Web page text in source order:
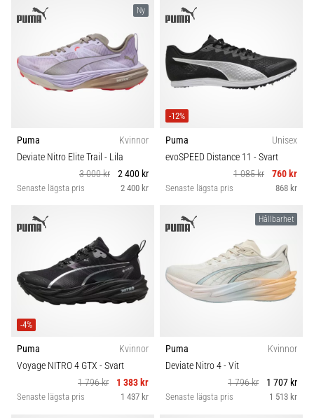
Ny
Puma
Kvinnor
Deviate Nitro Elite Trail - Lila
3 000 kr
2 400 kr
Senaste lägsta pris 2 400 kr
-12%
Puma
Unisex
evoSPEED Distance 11 - Svart
1 085 kr
760 kr
Senaste lägsta pris 868 kr
-4%
Puma
Kvinnor
Voyage NITRO 4 GTX - Svart
1 796 kr
1 383 kr
Senaste lägsta pris 1 437 kr
Hållbarhet
Puma
Kvinnor
Deviate Nitro 4- Vit
1 796 kr
1 707 kr
Senaste lägsta pris 1 513 kr